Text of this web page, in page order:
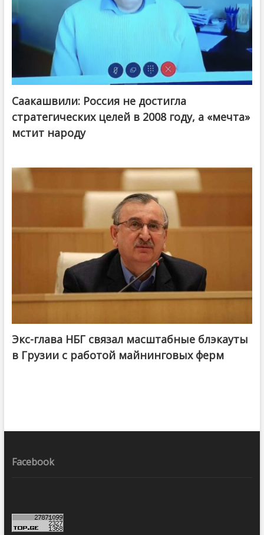
Саакашвили: Россия не достигла
стратегических целей в 2008 году, а «мечта»
мстит народу
Экс-глава НБГ связал масштабные блэкауты
в Грузии с работой майнинговых ферм
Facebook